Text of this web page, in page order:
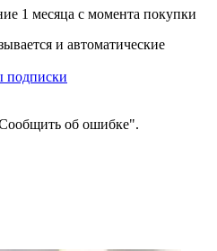
1 месяца с момента покупки
и автоматические
подписки
об ошибке".